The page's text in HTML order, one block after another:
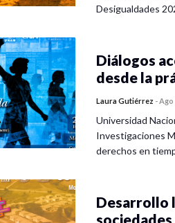
Desigualdades
Diálogos
desde la
Laura Gutiérrez -Ago
Universidad
Investigaciones
derechos en
Desarrollo